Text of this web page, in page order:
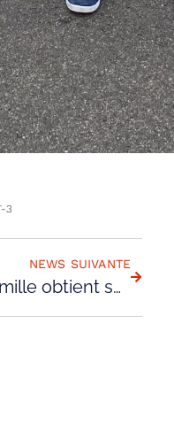
3
NEWS SUIVANTE
Camille obtient son PPL